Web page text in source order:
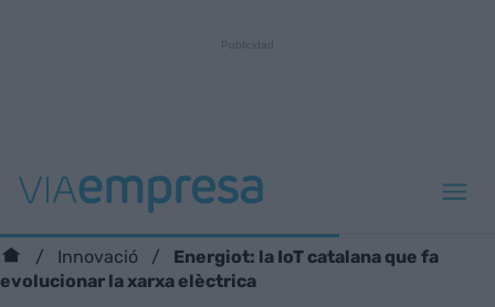
Innovació
Energiot: la IoT catalana que fa
evolucionar la xarxa elèctrica